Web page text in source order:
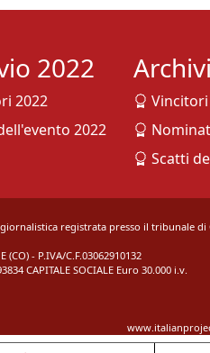
2022
2022
2022
Vincitori
Scatti
registrata presso il tribunale di
(CO) - P.IVA/C.F.03062910132
CAPITALE SOCIALE Euro 30.000 i.v.